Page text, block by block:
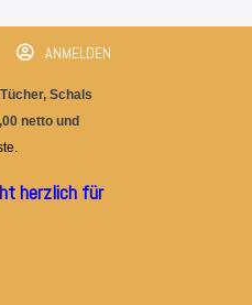
ANMELDEN
Schals
netto und
herzlich für